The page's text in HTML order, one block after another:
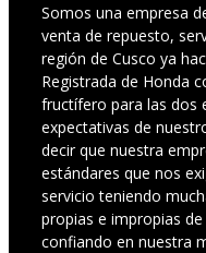
Somos una empresa
venta de repuesto,
región de Cusco ya
Registrada de Honda
fructífero para las dos
expectativas de
decir que nuestra
estándares que nos
servicio teniendo
propias e impropias
confiando en nuestra